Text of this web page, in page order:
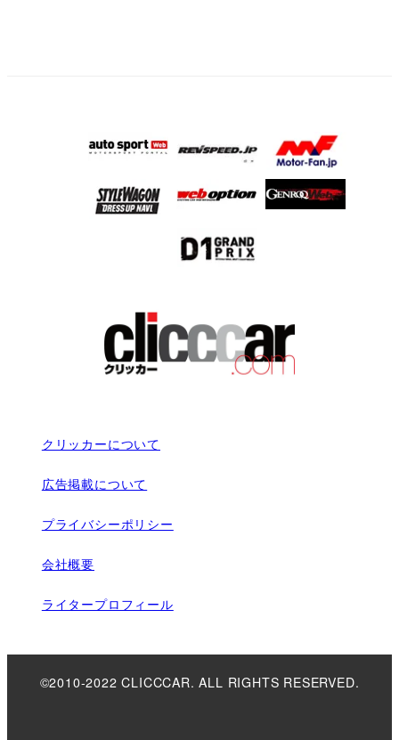
クリッカーについて
広告掲載について
プライバシーポリシー
会社概要
ライタープロフィール
©2010-2022 CLICCCAR. ALL RIGHTS RESERVED.